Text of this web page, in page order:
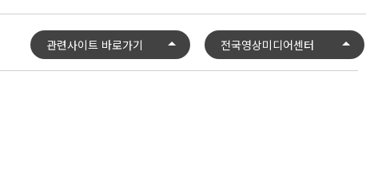
관련사이트 바로가기 전국영상미디어센터